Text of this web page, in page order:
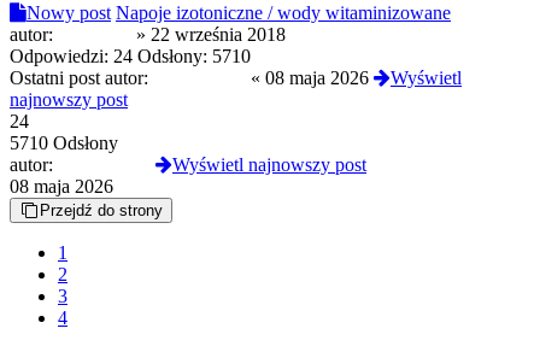
Nowy post Napoje izotoniczne / wody witaminizowane
autor:
» 22 września 2018
Odpowiedzi: 24 Odsłony: 5710
Ostatni post autor:
« 08 maja 2026
Wyświetl
najnowszy post
24
5710 Odsłony
autor:
Wyświetl najnowszy post
08 maja 2026
Przejdź do strony
1
2
3
4